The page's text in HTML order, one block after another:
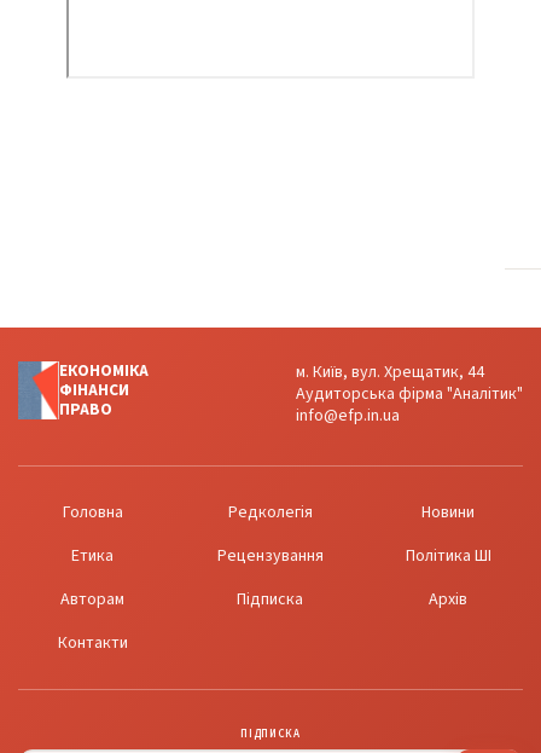
ЕКОНОМІКА
ФІНАНСИ
ПРАВО
м. Київ, вул. Хрещатик, 44
Аудиторська фірма "Аналітик"
info@efp.in.ua
Головна Редколегія
Новини
Етика
Рецензування
Політика ШІ
Авторам
Підписка
Архів
Контакти
ПІДПИСКА